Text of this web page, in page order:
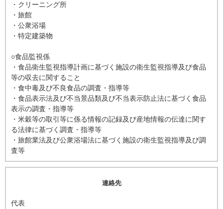
・クリーニング所
・旅館
・公衆浴場
・特定建築物
○食品監視係
・食品衛生監視指導計画に基づく施設の衛生監視指導及び食品
等の収去に関すること
・食中毒及び不良食品の調査・指導等
・食品表示法及び不当景品類及び不当表示防止法に基づく食品
表示の調査・指導等
・米穀等の取引等に係る情報の記録及び産地情報の伝達に関す
る法律に基づく調査・指導等
・旅館業法及び公衆浴場法に基づく施設の衛生監視指導及び調
査等
連絡先
代表